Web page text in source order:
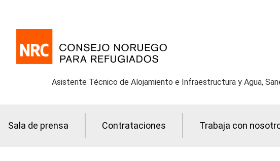
Asistente Técnico de Alojamiento e Infraestructura y Agua,
Sala de prensa Contrataciones Trabaja con